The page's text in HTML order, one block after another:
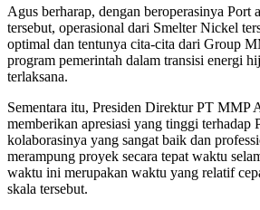
Agus berharap, dengan beroperasinya Port
tersebut, operasional dari Smelter Nickel
optimal dan tentunya cita-cita dari Group
program pemerintah dalam transisi energi
terlaksana.
Sementara itu, Presiden Direktur PT MMP
memberikan apresiasi yang tinggi terhadap
kolaborasinya yang sangat baik dan
merampung proyek secara tepat waktu
waktu ini merupakan waktu yang relatif
skala tersebut.